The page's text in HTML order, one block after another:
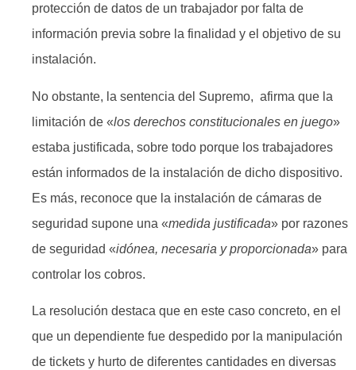
protección de datos de un trabajador por falta de
información previa sobre la finalidad y el objetivo de su
instalación.
No obstante, la sentencia del Supremo, afirma que la
limitación de «los derechos constitucionales en juego»
estaba justificada, sobre todo porque los trabajadores
están informados de la instalación de dicho dispositivo.
Es más, reconoce que la instalación de cámaras de
seguridad supone una «medida justificada» por razones
de seguridad «idónea, necesaria y proporcionada» para
controlar los cobros.
La resolución destaca que en este caso concreto, en el
que un dependiente fue despedido por la manipulación
de tickets y hurto de diferentes cantidades en diversas